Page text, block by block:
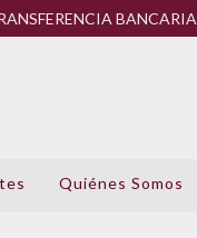
BANCARIA
Quiénes Somos